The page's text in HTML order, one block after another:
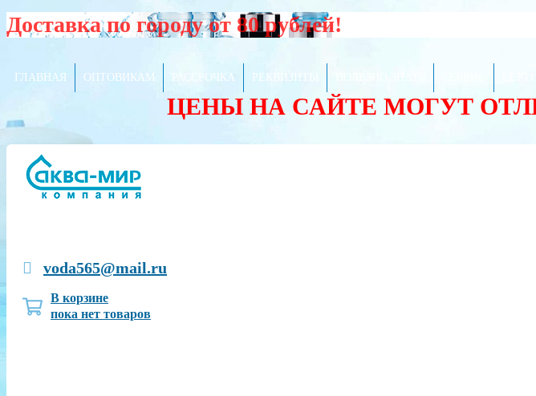
Доставка по городу от 80 рублей!
ГЛАВНАЯ ОПТОВИКАМ РАССРОЧКА РЕКВИЗИТЫ
ЦЕНЫ НА САЙТЕ МОГУТ
voda565@mail.ru
В корзине
пока нет товаров